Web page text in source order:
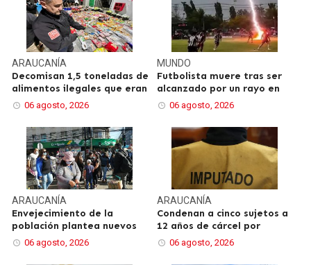
ARAUCANÍA
Decomisan 1,5 toneladas de
alimentos ilegales que eran
06 agosto, 2026
MUNDO
Futbolista muere tras ser
alcanzado por un rayo en
06 agosto, 2026
ARAUCANÍA
Envejecimiento de la
población plantea nuevos
06 agosto, 2026
ARAUCANÍA
Condenan a cinco sujetos a
12 años de cárcel por
06 agosto, 2026